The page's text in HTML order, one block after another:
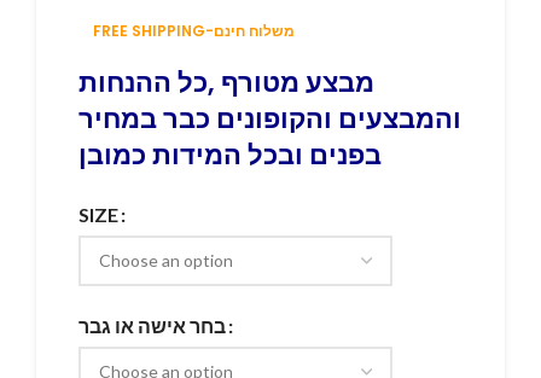
FREE SHIPPING-משלוח חינם
מבצע מטורף ,כל ההנחות
והמבצעים והקופונים כבר במחיר
בפנים ובכל המידות כמובן
SIZE
בחר אישה או גבר